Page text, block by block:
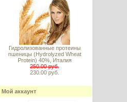
Гидролизованные протеины
пшеницы (Hydrolyzed Wheat
Protein) 40%, Италия
250.00 руб.
230.00 руб.
Мой аккаунт